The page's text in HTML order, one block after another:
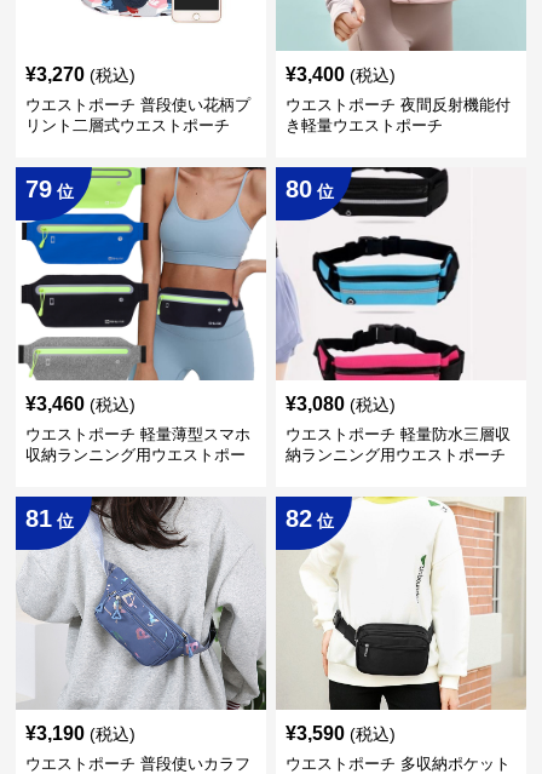
¥3,270 (税込)
ウエストポーチ 普段使い花柄プ
リント二層式ウエストポーチ
¥3,400 (税込)
ウエストポーチ 夜間反射機能付
き軽量ウエストポーチ
79 位
¥3,460 (税込)
ウエストポーチ 軽量薄型スマホ
収納ランニング用ウエストポー
80 位
¥3,080 (税込)
ウエストポーチ 軽量防水三層収
納ランニング用ウエストポーチ
81 位
¥3,190 (税込)
ウエストポーチ 普段使いカラフ
82 位
¥3,590 (税込)
ウエストポーチ 多収納ポケット